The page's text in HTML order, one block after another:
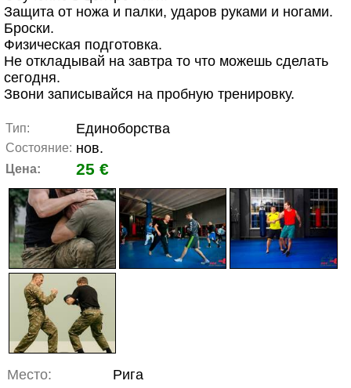
Защита от ножа и палки, ударов руками и ногами.
Броски.
Физическая подготовка.
Не откладывай на завтра то что можешь сделать
сегодня.
Звони записывайся на пробную тренировку.
Тип: Единоборства
Состояние: нов.
Цена: 25 €
Место: Рига